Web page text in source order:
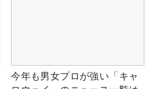
今年も男女プロが強い「キャ